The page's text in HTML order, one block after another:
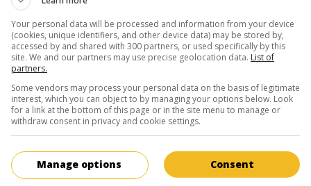
Durée: 77 min.
au cinéma sur mes écrans
V.O.: Tall in the Saddle
É.-U. 1944. Westernde Edwin L. Marin avec
Your personal data will be processed and information from your device
(cookies, unique identifiers, and other device data) may be stored by,
accessed by and shared with 300 partners, or used specifically by this
site. We and our partners may use precise geolocation data. List of
partners.
Some vendors may process your personal data on the basis of legitimate
interest, which you can object to by managing your options below. Look
for a link at the bottom of this page or in the site menu to manage or
withdraw consent in privacy and cookie settings.
Consent
Manage options